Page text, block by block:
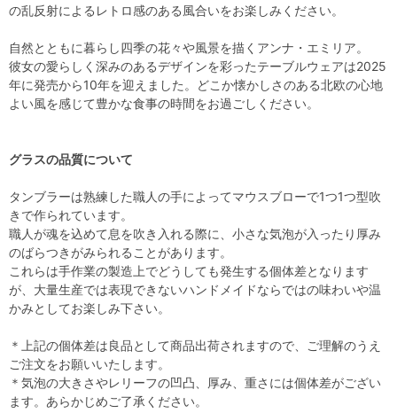
の乱反射によるレトロ感のある風合いをお楽しみください。
自然とともに暮らし四季の花々や風景を描くアンナ・エミリア。
彼女の愛らしく深みのあるデザインを彩ったテーブルウェアは2025
年に発売から10年を迎えました。どこか懐かしさのある北欧の心地
よい風を感じて豊かな食事の時間をお過ごしください。
グラスの品質について
タンブラーは熟練した職人の手によってマウスブローで1つ1つ型吹
きで作られています。
職人が魂を込めて息を吹き入れる際に、小さな気泡が入ったり厚み
のばらつきがみられることがあります。
これらは手作業の製造上でどうしても発生する個体差となります
が、大量生産では表現できないハンドメイドならではの味わいや温
かみとしてお楽しみ下さい。
＊上記の個体差は良品として商品出荷されますので、ご理解のうえ
ご注文をお願いいたします。
＊気泡の大きさやレリーフの凹凸、厚み、重さには個体差がござい
ます。あらかじめご了承ください。